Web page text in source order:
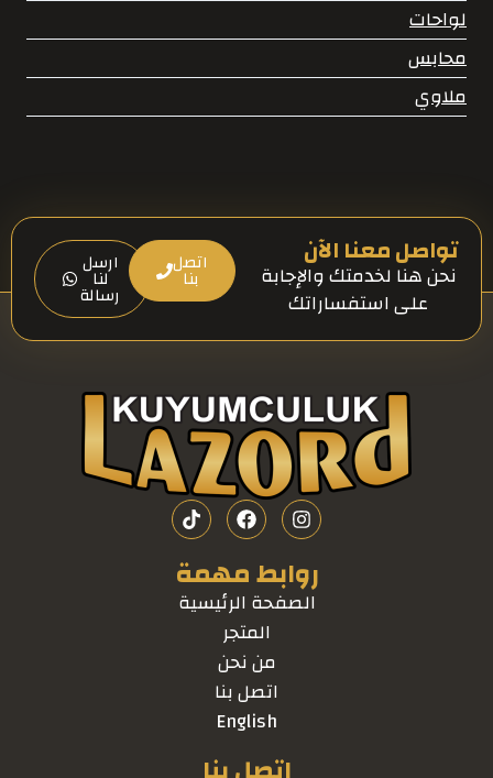
لواحات
محابس
ملاوي
تواصل معنا الآن
نحن هنا لخدمتك والإجابة
على استفساراتك
اتصل
بنا
ارسل
لنا
رسالة
روابط مهمة
الصفحة الرئيسية
المتجر
من نحن
اتصل بنا
English